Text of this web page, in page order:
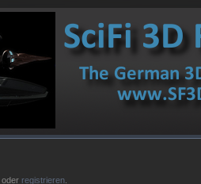
oder registrieren